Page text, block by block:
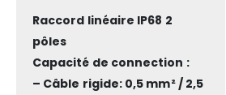
Raccord linéaire IP68 2
pôles
Capacité de connection :
– Câble rigide: 0,5 mm² / 2,5